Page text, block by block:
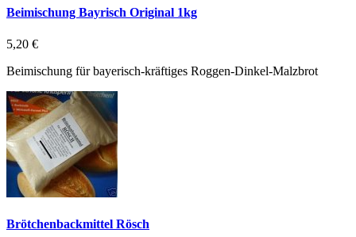
Beimischung Bayrisch Original 1kg
5,20 €
Beimischung für bayerisch-kräftiges Roggen-Dinkel-Malzbrot
Brötchenbackmittel Rösch